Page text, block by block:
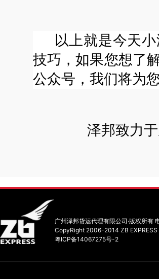
以上就是今天
技巧，如果您想了
公众号，我们将为
泽邦致力
广州泽邦货运代理有限公司·版权所有
CopyRight 2006-2014 ZB EXPRESS
粤ICP备14067275号-2